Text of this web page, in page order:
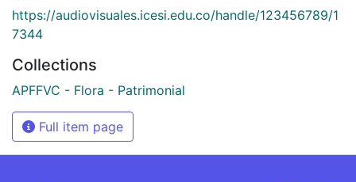
https://audiovisuales.icesi.edu.co/handle/123456789/1
7344
Collections
APFFVC - Flora - Patrimonial
Full item page